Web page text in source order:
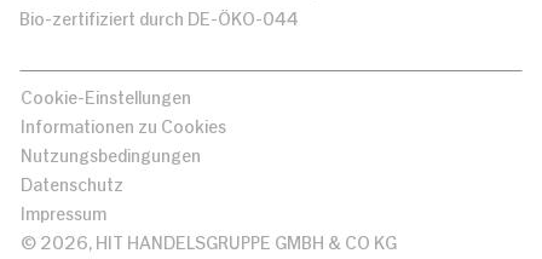
Bio-zertifiziert durch DE-ÖKO-044
Cookie-Einstellungen
Informationen zu Cookies
Nutzungsbedingungen
Datenschutz
Impressum
© 2026, HIT HANDELSGRUPPE GMBH & CO KG